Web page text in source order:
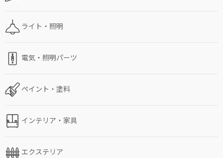
ライト・照明
電気・照明パーツ
ペイント・塗料
インテリア・家具
エクステリア